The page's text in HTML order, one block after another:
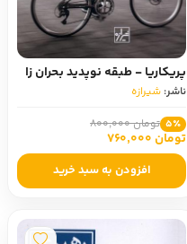
پریکاریا - طبقه‌ نوپدید بحران‌ زا
ناشر: شیرازه
5٪ تومان 800,000
تومان 760,000
افزودن به سبد خرید